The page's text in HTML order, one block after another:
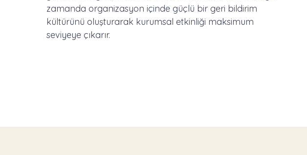
zamanda organizasyon içinde güçlü bir geri bildirim
kültürünü oluşturarak kurumsal etkinliği maksimum
seviyeye çıkarır.